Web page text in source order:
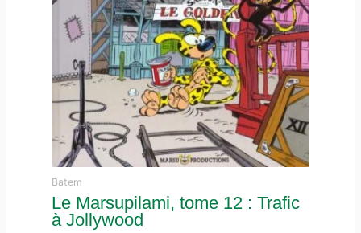
Batem
Le Marsupilami, tome 12 : Trafic
à Jollywood